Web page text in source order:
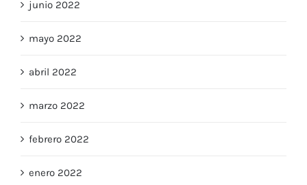
junio 2022
mayo 2022
abril 2022
marzo 2022
febrero 2022
enero 2022